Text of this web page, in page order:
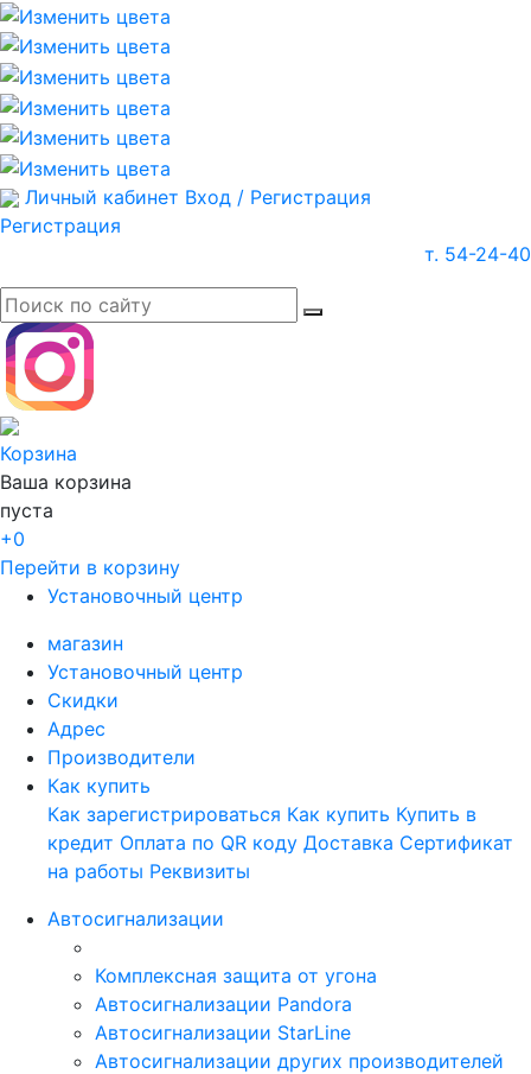
Личный кабинет Вход / Регистрация
Регистрация
т. 54-24-40
Корзина
Ваша корзина
пуста
+0
Перейти в корзину
Установочный центр
магазин
Установочный центр
Скидки
Адрес
Производители
Как купить
Как зарегистрироваться Как купить Купить в
кредит Оплата по QR коду Доставка Сертификат
на работы Реквизиты
Автосигнализации
Комплексная защита от угона
Автосигнализации Pandora
Автосигнализации StarLine
Автосигнализации других производителей